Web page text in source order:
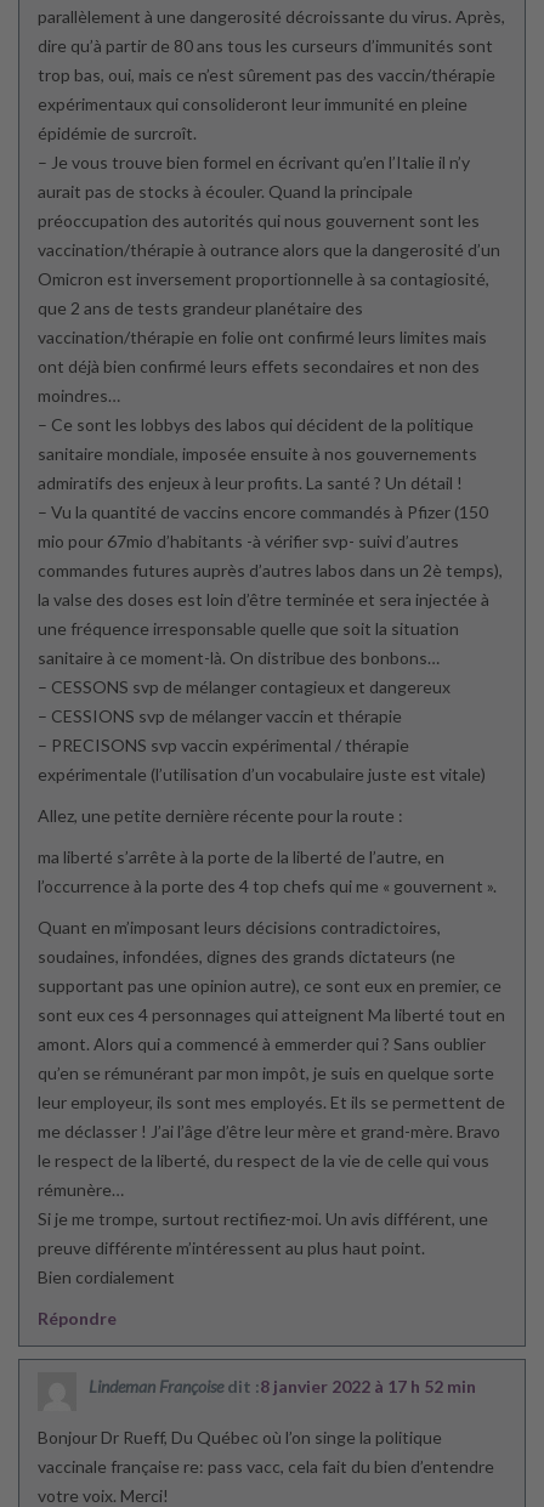
parallèlement à une dangerosité décroissante du virus. Après,
dire qu’à partir de 80 ans tous les curseurs d’immunités sont
trop bas, oui, mais ce n’est sûrement pas des vaccin/thérapie
expérimentaux qui consolideront leur immunité en pleine
épidémie de surcroît.
– Je vous trouve bien formel en écrivant qu’en l’Italie il n’y
aurait pas de stocks à écouler. Quand la principale
préoccupation des autorités qui nous gouvernent sont les
vaccination/thérapie à outrance alors que la dangerosité d’un
Omicron est inversement proportionnelle à sa contagiosité,
que 2 ans de tests grandeur planétaire des
vaccination/thérapie en folie ont confirmé leurs limites mais
ont déjà bien confirmé leurs effets secondaires et non des
moindres…
– Ce sont les lobbys des labos qui décident de la politique
sanitaire mondiale, imposée ensuite à nos gouvernements
admiratifs des enjeux à leur profits. La santé ? Un détail !
– Vu la quantité de vaccins encore commandés à Pfizer (150
mio pour 67mio d’habitants -à vérifier svp- suivi d’autres
commandes futures auprès d’autres labos dans un 2è temps),
la valse des doses est loin d’être terminée et sera injectée à
une fréquence irresponsable quelle que soit la situation
sanitaire à ce moment-là. On distribue des bonbons…
– CESSONS svp de mélanger contagieux et dangereux
– CESSIONS svp de mélanger vaccin et thérapie
– PRECISONS svp vaccin expérimental / thérapie
expérimentale (l’utilisation d’un vocabulaire juste est vitale)
Allez, une petite dernière récente pour la route :
ma liberté s’arrête à la porte de la liberté de l’autre, en
l’occurrence à la porte des 4 top chefs qui me « gouvernent ».
Quant en m’imposant leurs décisions contradictoires,
soudaines, infondées, dignes des grands dictateurs (ne
supportant pas une opinion autre), ce sont eux en premier, ce
sont eux ces 4 personnages qui atteignent Ma liberté tout en
amont. Alors qui a commencé à emmerder qui ? Sans oublier
qu’en se rémunérant par mon impôt, je suis en quelque sorte
leur employeur, ils sont mes employés. Et ils se permettent de
me déclasser ! J’ai l’âge d’être leur mère et grand-mère. Bravo
le respect de la liberté, du respect de la vie de celle qui vous
rémunère…
Si je me trompe, surtout rectifiez-moi. Un avis différent, une
preuve différente m’intéressent au plus haut point.
Bien cordialement
Répondre
Lindeman Françoise dit :8 janvier 2022 à 17 h 52 min
Bonjour Dr Rueff, Du Québec où l’on singe la politique
vaccinale française re: pass vacc, cela fait du bien d’entendre
votre voix. Merci!